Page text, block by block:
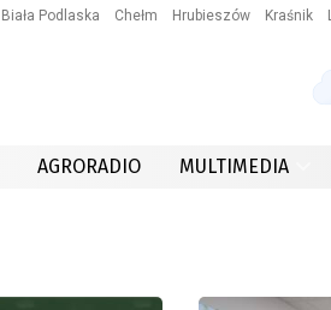
Biała Podlaska Chełm Hrubieszów Kraśnik
AGRORADIO MULTIMEDIA